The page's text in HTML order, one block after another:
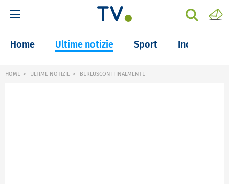
Home Ultime notizie Sport Inchieste
HOME ULTIME NOTIZIE BERLUSCONI FINALMENTE